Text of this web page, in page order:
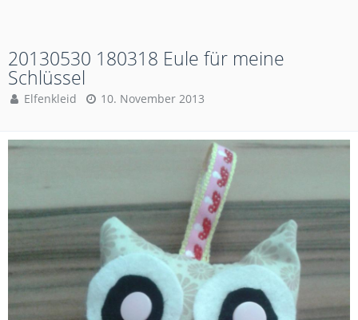
20130530 180318 Eule für meine
Schlüssel
Elfenkleid 10. November 2013